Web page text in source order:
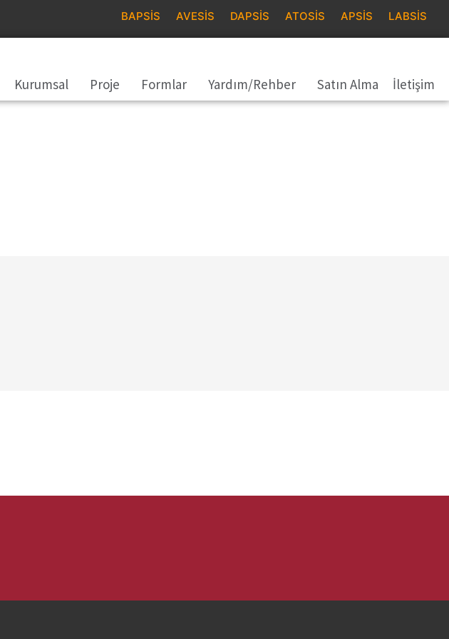
BAPSİS AVESİS DAPSİS ATOSİS APSİS LABSİS
Kurumsal Proje Formlar Yardım/Rehber Satın Alma İletişim